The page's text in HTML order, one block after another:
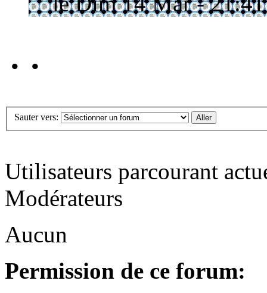
• •
Sauter vers:
Utilisateurs parcourant
Modérateurs
Aucun
Permission de ce forum: